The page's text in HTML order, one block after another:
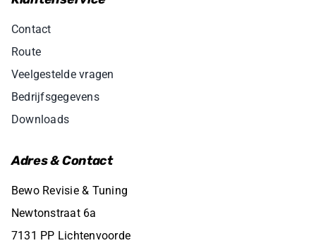
Contact
Route
Veelgestelde vragen
Bedrijfsgegevens
Downloads
Adres & Contact
Bewo Revisie & Tuning
Newtonstraat 6a
7131 PP Lichtenvoorde